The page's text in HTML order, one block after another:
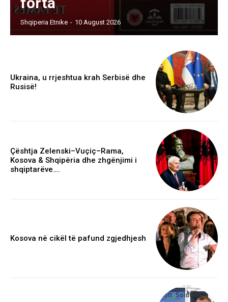
Shqiperia Etnike - 10 August 2026
Ukraina, u rrjeshtua krah Serbisë dhe
Rusisë!
Çështja Zelenski–Vuçiç–Rama,
Kosova & Shqipëria dhe zhgënjimi i
shqiptarëve….
Kosova në cikël të pafund zgjedhjesh